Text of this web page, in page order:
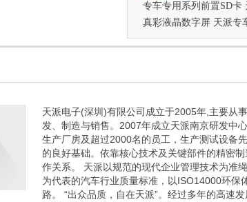
专车专用系列前置SD卡
真彩液晶数字屏 天派专
天派电子(深圳)有限公司成立于2005年,主要从
发、制造与销售。2007年成立天派南京研发中
生产厂房及超过2000名的员工，生产测试设备
的良好基础。依靠核心技术及关键部件的精密
作关系。 天派以规范的现代企业管理技术为准
为代表的汽车行业质量标准，以ISO14000环保
路。 “出众品质，自在天派”。经过多年的高速